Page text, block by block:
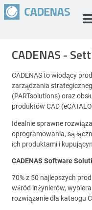
CADENAS -
CADENAS to wiodący
zarządzania
(PARTsolutions) oraz
produktów CAD
Idealnie sprawne
oprogramowania, są
ich produktami i
CADENAS Software
70% z 50 najlepszych
wśród inżynierów,
rozwiązanie dla kataogu